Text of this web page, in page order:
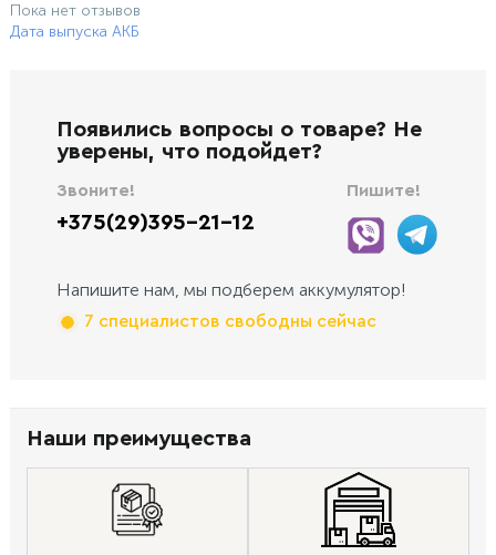
Пока нет отзывов
Дата выпуска АКБ
Появились вопросы о товаре? Не
уверены, что подойдет?
Звоните!
+375(29)395-21-12
Пишите!
Напишите нам, мы подберем аккумулятор!
7 специалистов свободны сейчас
Наши преимущества